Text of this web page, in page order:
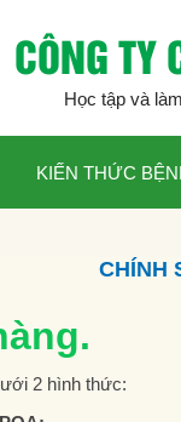
CÔNG TY
Học tập và
KIẾN THỨC
CHÍNH
2 hình thức: